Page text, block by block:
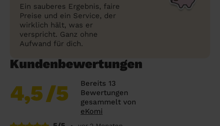
Ein sauberes Ergebnis, faire
Preise und ein Service, der
wirklich hält, was er
verspricht. Ganz ohne
Aufwand für dich.
Kundenbewertungen
4,5/5
Bereits 13
Bewertungen
gesammelt von
eKomi